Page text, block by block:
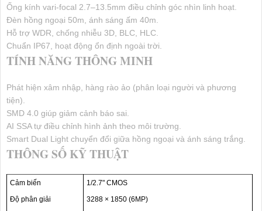
Ống kính vari-focal 2.7–13.5mm điều chỉnh góc nhìn linh hoạt.
Đèn hồng ngoại 50m, ánh sáng ấm 40m.
Hỗ trợ WDR, chống nhiễu 3D, BLC, HLC.
Chuẩn IP67, hoạt động ổn định ngoài trời.
TÍNH NĂNG THÔNG MINH
Phát hiện xâm nhập, hàng rào ảo (phân loại người và phương
tiện).
SMD 4.0 giúp giảm cảnh báo sai.
AI SSA tự điều chỉnh hình ảnh theo môi trường.
Smart Dual Light chuyển đổi giữa hồng ngoại và ánh sáng trắng.
THÔNG SỐ KỸ THUẬT
Cảm biến
1/2.7" CMOS
Độ phân giải
3288 × 1850 (6MP)